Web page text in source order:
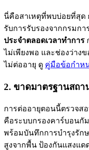
นี่คือสาเหตุที่พบบ่อยที่สุ
รับการรับรองจากกรมก
ประจำตลอดเวลาทำการ
ไม่เพียงพอ และช่องว่าง
ไม่ต่ออายุ ดู คู่มือข้อกำห
2. ขาดมาตรฐานสถา
การต่ออายุตอนนี้ตรวจส
คือระบบกรองคาร์บอนกั
พร้อมบันทึกการบำรุงรัก
สูงจากพื้น ป้องกันแสงแ